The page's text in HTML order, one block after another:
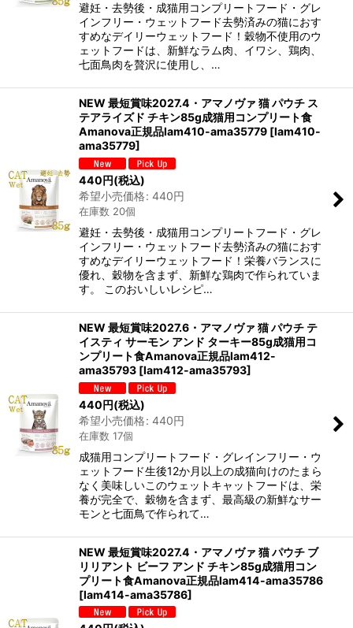
避妊・去勢後・成猫用コンプリートフード・グレ
インフリー・ウェットフード去勢済みの猫におす
すめなデイリーウェットフード！穀物不使用のウ
ェットフードは、新鮮なラム肉、イワシ、鶏肉、
七面鳥肉を贅沢に使用し、…
NEW 最短賞味2027.4・アマノヴァ 猫 パウチ ス
テアライズド チキン85g成猫用コンプリート食
Amanova正規品lam410-ama35779 [lam410-
ama35779]
440円(税込)
希望小売価格: 440円
在庫数 20個
避妊・去勢後・成猫用コンプリートフード・グレ
インフリー・ウェットフード去勢済みの猫におす
すめなデイリーウェットフード！栄養バランスに
優れ、穀物を含まず、新鮮な鶏肉で作られていま
す。 このおいしいレシピ…
NEW 最短賞味2027.6・アマノヴァ 猫 パウチ テ
イスティ サーモン アンド ターキー85g成猫用コ
ンプリート食Amanova正規品lam412-
ama35793 [lam412-ama35793]
440円(税込)
希望小売価格: 440円
在庫数 17個
成猫用コンプリートフード・グレインフリー・ウ
ェットフード生後12か月以上の成猫向けのたまら
なく美味しいこのウェットキャットフードは、栄
養が完全で、穀物を含まず、最高級の新鮮なサー
モンと七面鳥で作られて…
NEW 最短賞味2027.4・アマノヴァ 猫 パウチ ブ
リリアント ビーフ アンド チキン85g成猫用コン
プリート食Amanova正規品lam414-ama35786
[lam414-ama35786]